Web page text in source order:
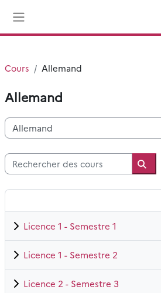
Cours Allemand
Allemand
Catégories de cours
Rechercher des cours
Licence 1 - Semestre 1
Licence 1 - Semestre 2
Licence 2 - Semestre 3